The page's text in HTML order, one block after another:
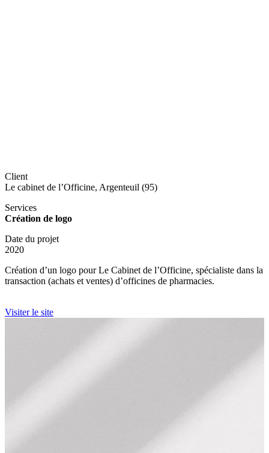
Client
Le cabinet de l’Officine, Argenteuil (95)
Services
Création de logo
Date du projet
2020
Création d’un logo pour Le Cabinet de l’Officine, spécialiste dans la
transaction (achats et ventes) d’officines de pharmacies.
Visiter le site